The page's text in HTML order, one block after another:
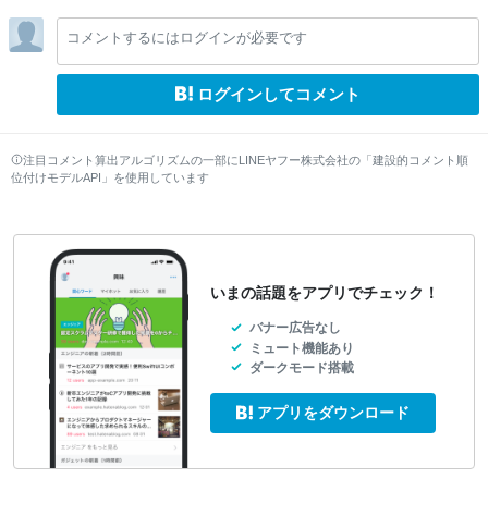
lo
w
lo
w
コメントするにはログインが必要です
ログインしてコメント
注目コメント算出アルゴリズムの一部にLINEヤフー株式会社の「建設的コメント順
位付けモデルAPI」を使用しています
いまの話題をアプリでチェック！
バナー広告なし
ミュート機能あり
ダークモード搭載
アプリをダウンロード